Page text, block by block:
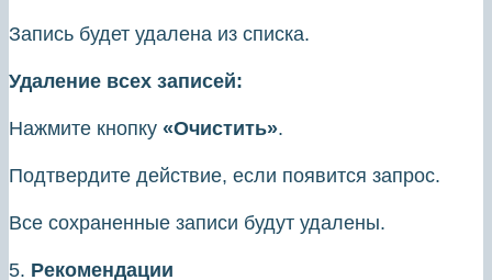
Запись будет удалена из списка.
Удаление всех записей:
Нажмите кнопку «Очистить».
Подтвердите действие, если появится запрос.
Все сохраненные записи будут удалены.
5. Рекомендации